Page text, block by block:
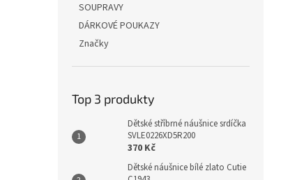
SOUPRAVY
DÁRKOVÉ POUKAZY
Značky
Top 3 produkty
Dětské stříbrné náušnice srdíčka
SVLE0226XD5R200
370 Kč
Dětské náušnice bílé zlato Cutie